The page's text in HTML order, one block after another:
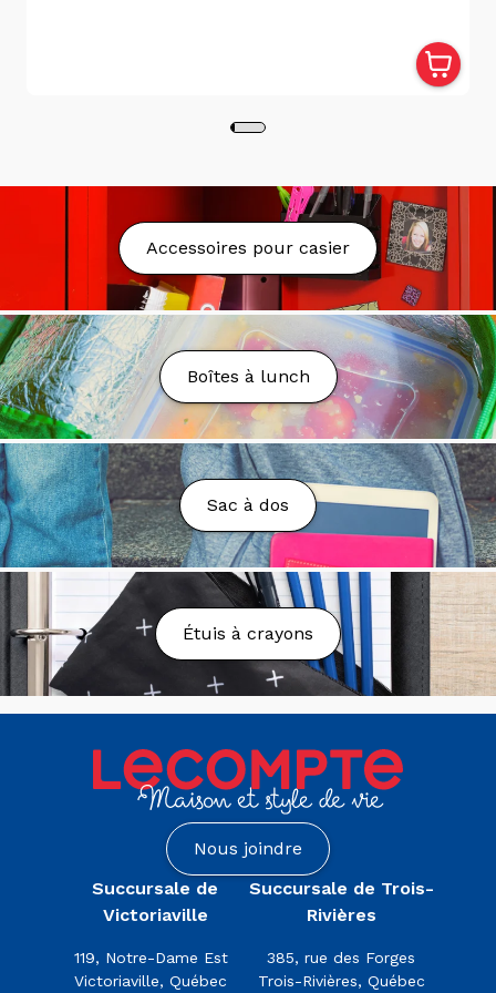
succursale. Vous recevrez un courriel de notification
lorsque votre commande sera prête. Pour récupérer
votre commande, veuillez présenter ce courriel ainsi
caisses du magasin sélectionné.
Livraison
Nous proposons la livraison partout au Québec au
tarif fixe de 9.99$.La livraison est gratuite à partir
de 75$ d'achat avant taxes* sauf exception. Nous
nous réservons le droit d'annuler la commande ou
d'ajuster les frais en cas de coûts de transport trop
élevés, sous réserve de votre approbation.
Nous pouvons livrer dans les boîtes postales (PO
Box), toutefois des frais additionnels peuvent être
demandés.
Délai de Livraison
Votre colis sera préparé et livré dans un délai de 2 à
7 jours ouvrables.
Vous n’avez toujours rien reçu?
Envoyez un courriel à l’adresse suivante:
serviceweb@maglecompte.ca
Politique de retours
Vous souhaitez retourner ou échanger votre
commande pour une raison quelconque? Nous
sommes là pour vous assister. Vous avez 30 jours
suivant la réception de votre commande pour
retourner la marchandise en magasin. Vous pouvez
retourner votre produit en succursale et obtenir un
échange ou un remboursement. Ce dernier sera émis
paiement.
Accessoires pour casier
Boîtes à lunch
Sac à dos
Étuis à crayons
Nous joindre
Succursale de
Victoriaville
119, Notre-Dame Est
Victoriaville, Québec
Succursale de Trois-
Rivières
385, rue des Forges
Trois-Rivières, Québec